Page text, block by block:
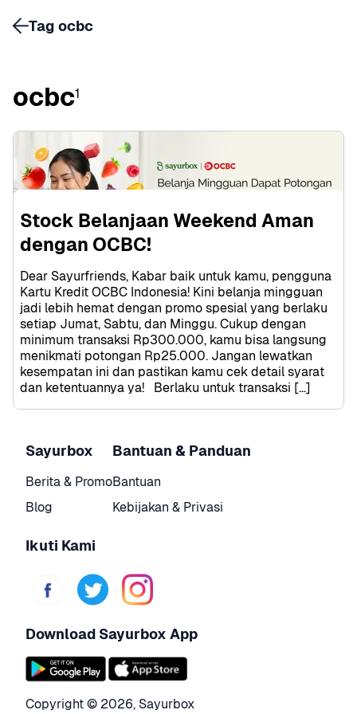
ocbc1
Stock Belanjaan Weekend Aman
dengan OCBC!
Dear Sayurfriends, Kabar baik untuk kamu, pengguna
Kartu Kredit OCBC Indonesia! Kini belanja mingguan
jadi lebih hemat dengan promo spesial yang berlaku
setiap Jumat, Sabtu, dan Minggu. Cukup dengan
minimum transaksi Rp300.000, kamu bisa langsung
menikmati potongan Rp25.000. Jangan lewatkan
kesempatan ini dan pastikan kamu cek detail syarat
dan ketentuannya ya!   Berlaku untuk transaksi […]
Sayurbox
Berita & Promo
Blog
Bantuan & Panduan
Bantuan
Kebijakan & Privasi
Ikuti Kami
Download Sayurbox App
Copyright © 2026, Sayurbox
Tag ocbc